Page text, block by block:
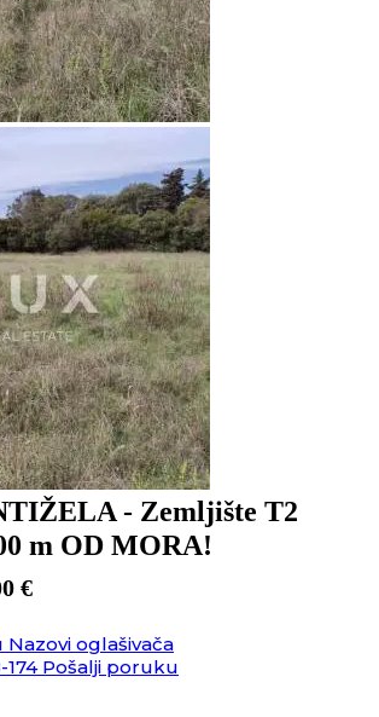
- Zemljište T2
m OD MORA!
€
Nazovi oglašivača
174 Pošalji poruku